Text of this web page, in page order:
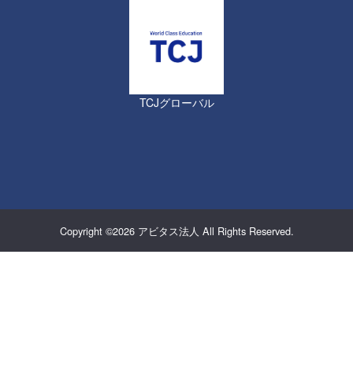
TCJグローバル
Copyright ©2026 アビタス法人 All Rights Reserved.